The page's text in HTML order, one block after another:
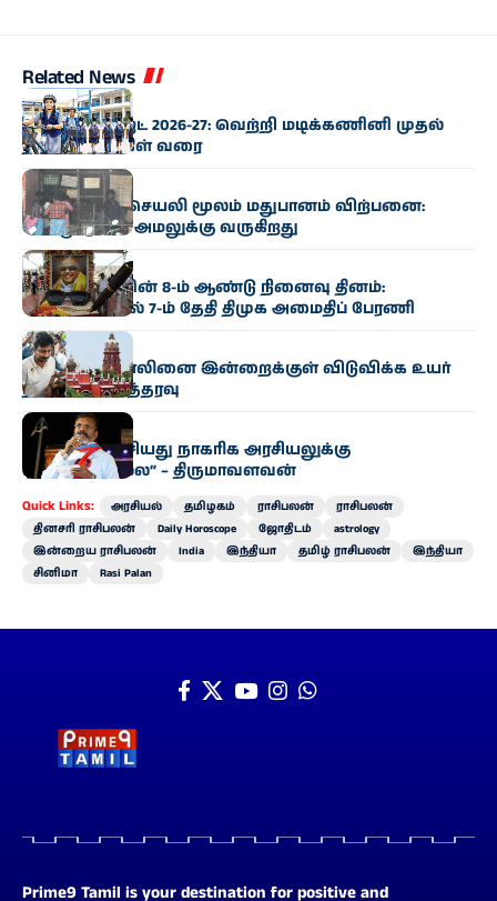
Related News
தமிழகம்
தமிழக பட்ஜெட் 2026-27: வெற்றி மடிக்கணினி முதல்
நவீன சைக்கிள் வரை
அரசியல்
ஆன்லைன், செயலி மூலம் மதுபானம் விற்பனை:
இன்று முதல் அமலுக்கு வருகிறது
அரசியல்
கருணாநிதியின் 8-ம் ஆண்டு நினைவு தினம்:
சென்னையில் 7-ம் தேதி திமுக அமைதிப் பேரணி
தமிழகம்
உதயநிதி ஸ்டாலினை இன்றைக்குள் விடுவிக்க உயர்
நீதிமன்றம் உத்தரவு
அரசியல்
“உதயநிதி பேசியது நாகரிக அரசியலுக்கு
ஏற்புடையதல்ல” – திருமாவளவன்
Quick Links: அரசியல் தமிழகம் ராசிபலன்
ராசிபலன்
தினசரி ராசிபலன்
Daily Horoscope ஜோதிடம்
astrology
இன்றைய ராசிபலன்
India இந்தியா தமிழ் ராசிபலன்
இந்தியா
சினிமா
Rasi Palan
Prime9 Tamil is your destination for positive and